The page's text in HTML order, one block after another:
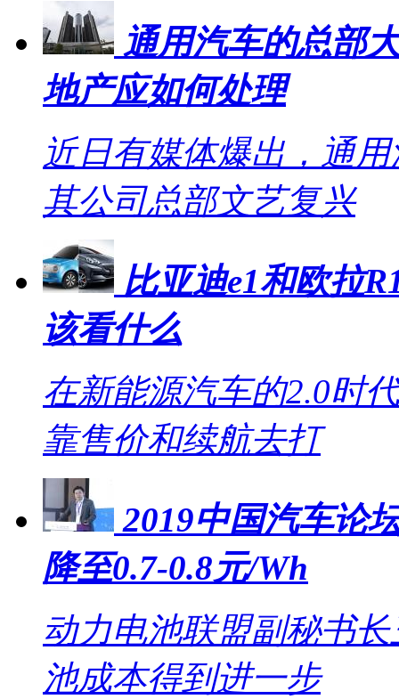
通用汽车的总部
地产应如何处理
近日有媒体爆出，通
其公司总部文艺复兴
比亚迪e1和欧拉
该看什么
在新能源汽车的2.0时
靠售价和续航去打
2019中国汽车论
降至0.7-0.8元/Wh
动力电池联盟副秘书
池成本得到进一步